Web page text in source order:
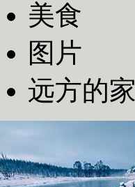
美食
图片
远方的家